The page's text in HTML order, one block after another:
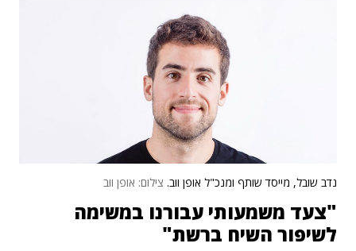
נדב שובל, מייסד שותף ומנכ"ל אופן ווב. צילום: אופן ווב
"צעד משמעותי עבורנו במשימה
לשיפור השיח ברשת"